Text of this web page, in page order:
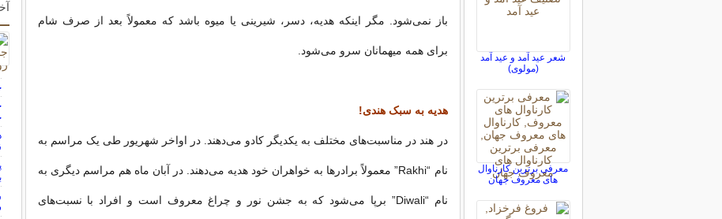
باز نمی‌شود. مگر اینکه هدیه، دسر، شیرینی یا میوه باشد که معمولاً بعد از صرف شام
برای همه میهمانان سرو می‌شود.
هدیه به سبک هندی!
در هند در مناسبت‌های مختلف به یکدیگر کادو می‌دهند. در اواخر شهریور طی یک مراسم به
نام “Rakhi” معمولاً برادرها به خواهران خود هدیه می‌دهند. در آبان ماه هم مراسم دیگری به
نام “Diwali” برپا می‌شود که به جشن نور و چراغ معروف است و افراد با نسبت‌های
شعر عید آمد و عید آمد
(مولوی)
معرفی برترین کارناوال
های معروف جهان